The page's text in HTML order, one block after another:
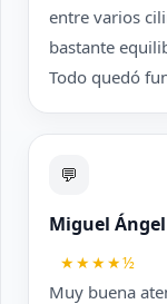
entre varios
bastante
Todo quedó
💬
Miguel Ángel
★★★★½
Muy buena